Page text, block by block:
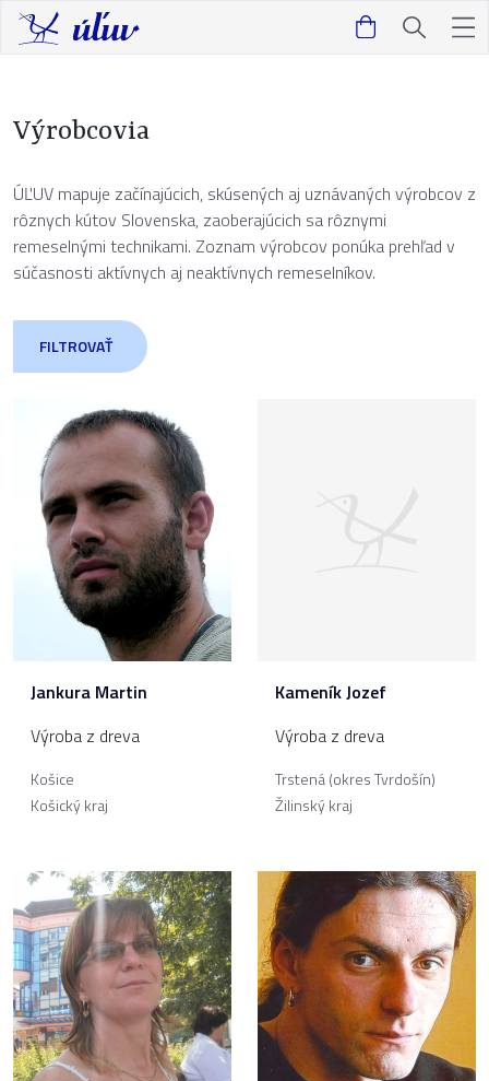
Výrobcovia
ÚĽUV mapuje začínajúcich, skúsených aj uznávaných výrobcov z
rôznych kútov Slovenska, zaoberajúcich sa rôznymi
remeselnými technikami. Zoznam výrobcov ponúka prehľad v
súčasnosti aktívnych aj neaktívnych remeselníkov.
FILTROVAŤ
Jankura Martin
Výroba z dreva
Košice
Košický kraj
Kameník Jozef
Výroba z dreva
Trstená (okres Tvrdošín)
Žilinský kraj